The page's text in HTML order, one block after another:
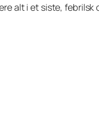
alt i et siste,